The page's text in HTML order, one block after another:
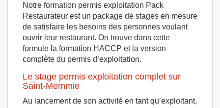
Notre formation permis exploitation Pack
Restaurateur est un package de stages en mesure
de satisfaire les besoins des personnes voulant
ouvrir leur restaurant. On trouve dans cette
formule la formation HACCP et la version
complète du permis d’exploitation.
Le stage permis exploitation complet sur
Saint-Memmie
Au lancement de son activité en tant qu’exploitant,